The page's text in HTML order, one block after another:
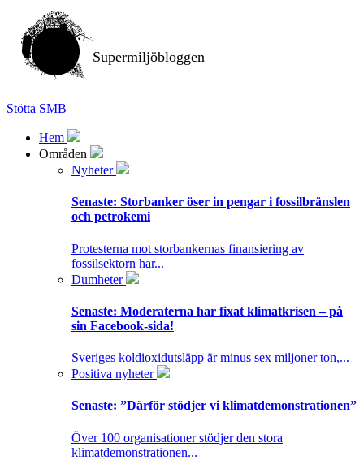
Supermiljöbloggen
Stötta SMB
Hem
Områden
Nyheter
Senaste: Storbanker öser in pengar i fossilbränslen
och petrokemi
Protesterna mot storbankernas finansiering av
fossilsektorn har...
Dumheter
Senaste: Moderaterna har fixat klimatkrisen – på
sin Facebook-sida!
Sveriges koldioxidutsläpp är minus sex miljoner ton,...
Positiva nyheter
Senaste: ”Därför stödjer vi klimatdemonstrationen”
Över 100 organisationer stödjer den stora
klimatdemonstrationen...